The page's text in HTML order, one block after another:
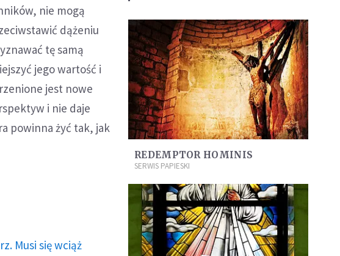
nie mogą
dążeniu
tę samą
jego wartość i
jest nowe
i nie daje
powinna żyć tak, jak
Musi się wciąż
REDEMPTOR HOMINIS
SERWIS PAPIESKI